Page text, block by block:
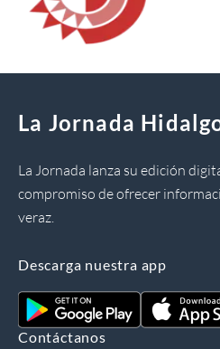
La Jornada
La Jornada lanza su edición
compromiso de ofrecer
veraz.
Descarga nuestra app
Contáctanos